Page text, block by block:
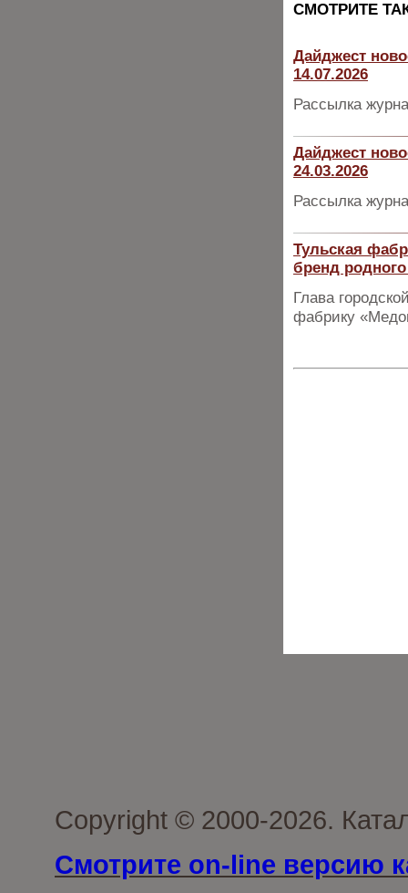
CМОТРИТЕ
Дайджест
14.07.2026
Рассылка
Дайджест
24.03.2026
Рассылка
Тульская
бренд
Глава
фабрику
Copyright © 2000-2026.
Смотрите on-line версию